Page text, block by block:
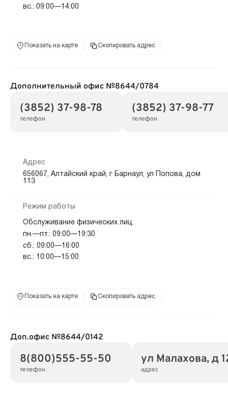
вс.: 09:00—14:00
Показать на карте Скопировать адрес
Дополнительный офис №8644/0784
(3852) 37-98-78
телефон
(3852) 37-98-77
телефон
Адрес
656067, Алтайский край, г Барнаул, ул Попова, дом
113
Режим работы
Обслуживание физических лиц:
пн.—пт.: 09:00—19:30
сб.: 09:00—16:00
вс.: 10:00—15:00
Показать на карте Скопировать адрес
Доп.офис №8644/0142
8(800)555-55-50
телефон
ул Малахова, д
адрес